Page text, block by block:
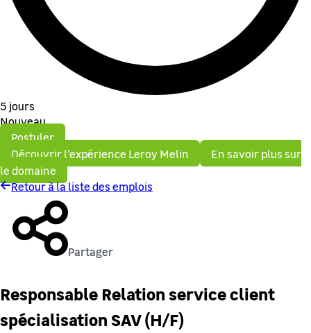
5 jours
Nouveau
Postuler
Découvrir l'expérience Leroy Melin
En savoir plus sur
le domaine
Retour à la liste des emplois
Partager
Responsable Relation service client
spécialisation SAV (H/F)